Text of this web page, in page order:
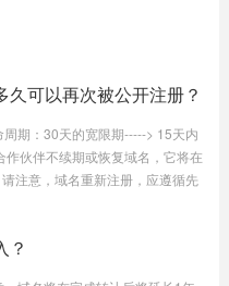
可以再次被公开注册？
期：30天的宽限期-----> 15天内
伙伴不续期或恢复域名，它将在
注意，域名重新注册，应遵循先
？